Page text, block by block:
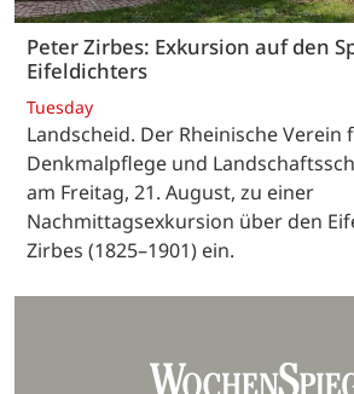
Peter Zirbes: Exkursion auf den
Eifeldichters
Tuesday
Landscheid. Der Rheinische Verein
Denkmalpflege und
am Freitag, 21. August, zu einer
Nachmittagsexkursion über den
Zirbes (1825–1901) ein.